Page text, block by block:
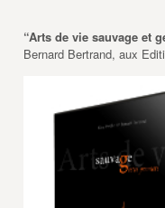
“Arts de vie sauvage et
Bernard Bertrand, aux